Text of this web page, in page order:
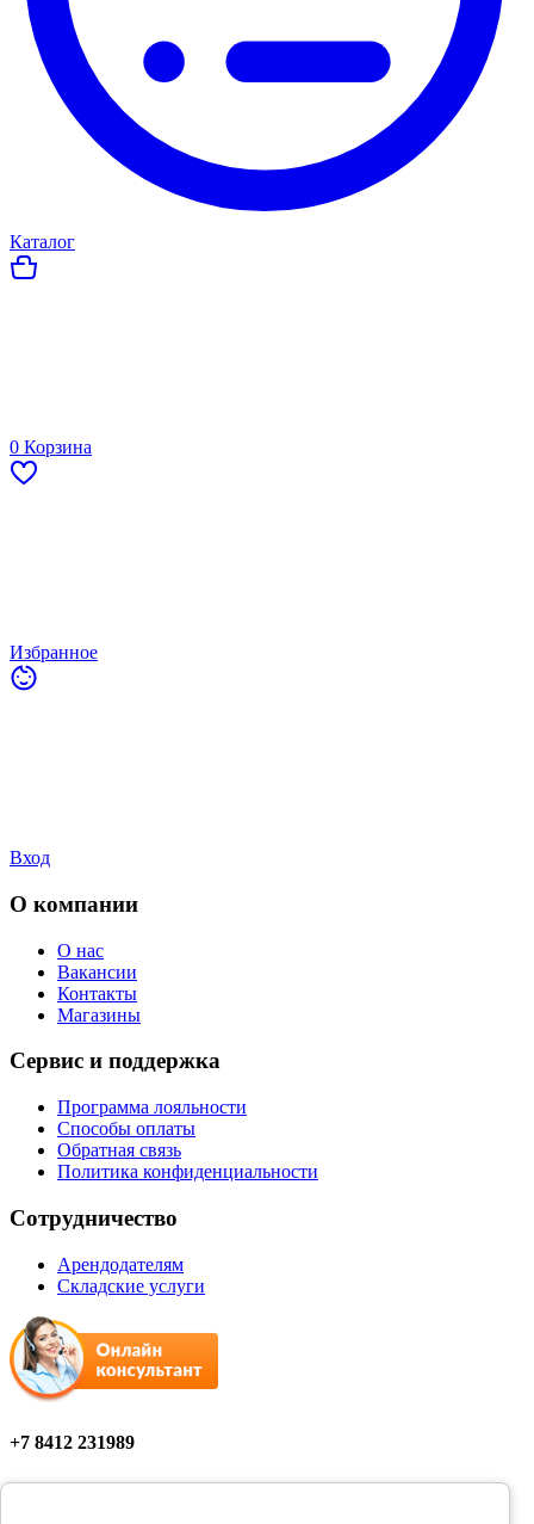
Каталог
0 Корзина
Избранное
Вход
О компании
О нас
Вакансии
Контакты
Магазины
Сервис и поддержка
Программа лояльности
Способы оплаты
Обратная связь
Политика конфиденциальности
Сотрудничество
Арендодателям
Складские услуги
+7 8412 231989
Мы в соцсетях